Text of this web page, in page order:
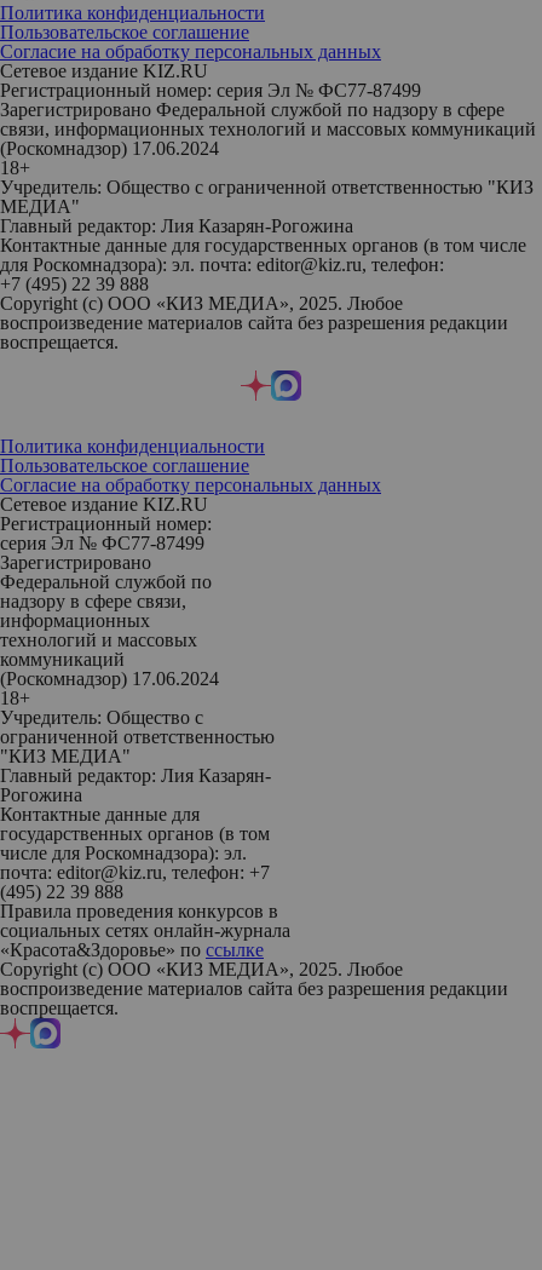
Политика конфиденциальности
Пользовательское соглашение
Согласие на обработку персональных данных
Сетевое издание KIZ.RU
Регистрационный номер: серия Эл № ФС77-87499
Зарегистрировано Федеральной службой по надзору в сфере
связи, информационных технологий и массовых коммуникаций
(Роскомнадзор) 17.06.2024
18+
Учредитель: Общество с ограниченной ответственностью "КИЗ
МЕДИА"
Главный редактор: Лия Казарян-Рогожина
Контактные данные для государственных органов (в том числе
для Роскомнадзора): эл. почта: editor@kiz.ru, телефон:
+7 (495) 22 39 888
Copyright (с) ООО «КИЗ МЕДИА», 2025. Любое
воспроизведение материалов сайта без разрешения редакции
воспрещается.
Политика конфиденциальности
Пользовательское соглашение
Согласие на обработку персональных данных
Сетевое издание KIZ.RU
Регистрационный номер:
серия Эл № ФС77-87499
Зарегистрировано
Федеральной службой по
надзору в сфере связи,
информационных
технологий и массовых
коммуникаций
(Роскомнадзор) 17.06.2024
18+
Учредитель: Общество с
ограниченной ответственностью
"КИЗ МЕДИА"
Главный редактор: Лия Казарян-
Рогожина
Контактные данные для
государственных органов (в том
числе для Роскомнадзора): эл.
почта: editor@kiz.ru, телефон: +7
(495) 22 39 888
Правила проведения конкурсов в
социальных сетях онлайн-журнала
«Красота&Здоровье» по ссылке
Copyright (с) ООО «КИЗ МЕДИА», 2025. Любое
воспроизведение материалов сайта без разрешения редакции
воспрещается.